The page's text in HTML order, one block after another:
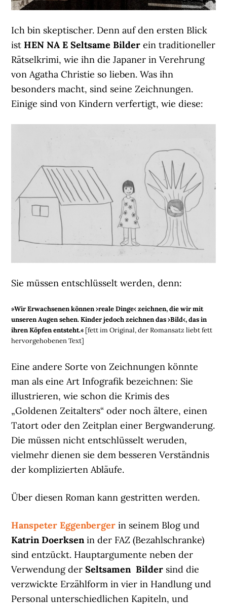
Ich bin skeptischer. Denn auf den ersten Blick
istHEN NA E Seltsame Bilderein traditioneller
Rätselkrimi, wie ihn die Japaner in Verehrung
von Agatha Christie so lieben. Was ihn
besonders macht, sind seine Zeichnungen.
Einige sind von Kindern verfertigt, wie diese:
Sie müssen entschlüsselt werden, denn:
»Wir Erwachsenen können ›reale Dinge‹ zeichnen, die wir mit
unseren Augen sehen. Kinder jedoch zeichnen das ›Bild‹, das in
ihren Köpfen entsteht.« [fett im Original, der Romansatz liebt fett
hervorgehobenen Text]
Eine andere Sorte von Zeichnungen könnte
man als eine Art Infografik bezeichnen: Sie
illustrieren, wie schon die Krimis des
„Goldenen Zeitalters“ oder noch ältere, einen
Tatort oder den Zeitplan einer Bergwanderung.
Die müssen nicht entschlüsselt weruden,
vielmehr dienen sie dem besseren Verständnis
der komplizierten Abläufe.
Über diesen Roman kann gestritten werden.
Hanspeter Eggenberger in seinem Blog und
Katrin Doerksenin der FAZ (Bezahlschranke)
sind entzückt. Hauptargumente neben der
Verwendung derSeltsamen Bilder sind die
verzwickte Erzählform in vier in Handlung und
Personal unterschiedlichen Kapiteln, und